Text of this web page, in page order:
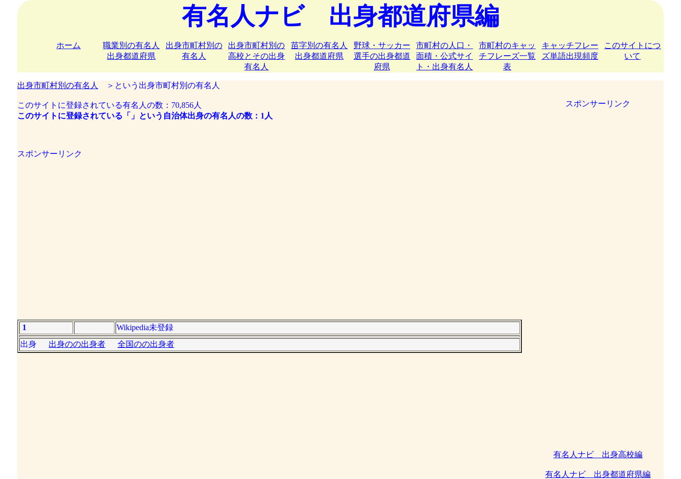
有名人ナビ 出身都道府県編
ホーム
職業別の有名人
出身都道府県
出身市町村別の
有名人
出身市町村別の
高校とその出身
有名人
苗字別の有名人
出身都道府県
野球・サッカー
選手の出身都道
府県
市町村の人口・
面積・公式サイ
ト・出身有名人
市町村のキャッ
チフレーズ一覧
表
キャッチフレー
ズ単語出現頻度
このサイトにつ
いて
出身市町村別の有名人 ＞という出身市町村別の有名人
このサイトに登録されている有名人の数：70,856人
このサイトに登録されている「」という自治体出身の有名人の数：1人
スポンサーリンク
1
Wikipedia未登録
出身 出身のの出身者 全国のの出身者
スポンサーリンク
有名人ナビ 出身高校編
有名人ナビ 出身都道府県編